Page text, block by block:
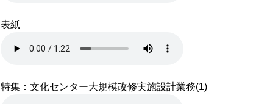
表紙
特集：文化センター大規模改修実施設計業務(1)